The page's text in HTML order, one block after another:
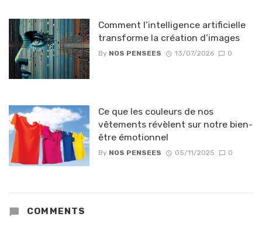
Comment l’intelligence artificielle
transforme la création d’images
By NOS PENSEES 13/07/2026 0
Ce que les couleurs de nos
vêtements révèlent sur notre bien-
être émotionnel
By NOS PENSEES 05/11/2025 0
COMMENTS